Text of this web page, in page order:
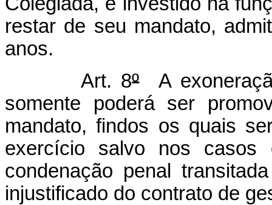
restar de seu mandato,
anos.
Art. 8ºA
somente poderá ser
mandato, findos os quais
exercício salvo nos casos
condenação penal
injustificado do contrato de